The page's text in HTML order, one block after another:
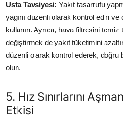
Usta Tavsiyesi: Yakıt tasarrufu
yağını düzenli olarak kontrol edin
kullanın. Ayrıca, hava filtresini
değiştirmek de yakıt tüketimini
düzenli olarak kontrol ederek, doğru
olun.
5. Hız Sınırlarını
Etkisi